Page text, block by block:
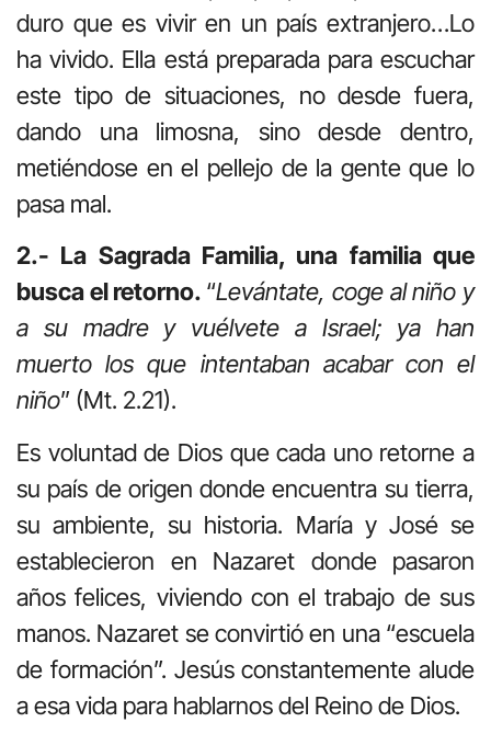
duro que es vivir en un país extranjero…Lo
ha vivido. Ella está preparada para escuchar
este tipo de situaciones, no desde fuera,
dando una limosna, sino desde dentro,
metiéndose en el pellejo de la gente que lo
pasa mal.
2.- La Sagrada Familia, una familia que
busca el retorno. “Levántate, coge al niño y
a su madre y vuélvete a Israel; ya han
muerto los que intentaban acabar con el
niño” (Mt. 2.21).
Es voluntad de Dios que cada uno retorne a
su país de origen donde encuentra su tierra,
su ambiente, su historia. María y José se
establecieron en Nazaret donde pasaron
años felices, viviendo con el trabajo de sus
manos. Nazaret se convirtió en una “escuela
de formación”. Jesús constantemente alude
a esa vida para hablarnos del Reino de Dios.